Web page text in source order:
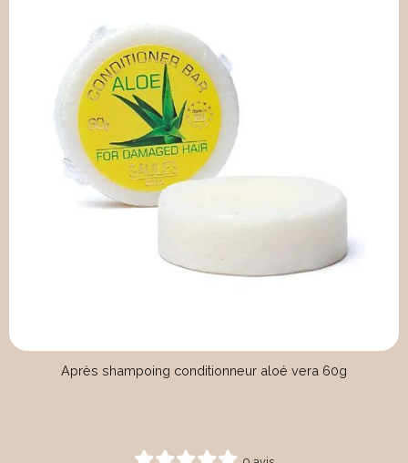
Après shampoing conditionneur aloé vera 60g